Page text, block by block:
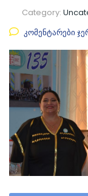
Category:
კომენტარები